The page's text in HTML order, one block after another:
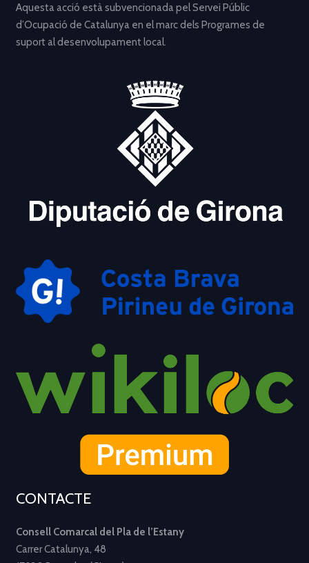
Aquesta acció està subvencionada pel Servei Públic
d’Ocupació de Catalunya en el marc dels Programes de
suport al desenvolupament local.
CONTACTE
Consell Comarcal del Pla de l’Estany
Carrer Catalunya, 48